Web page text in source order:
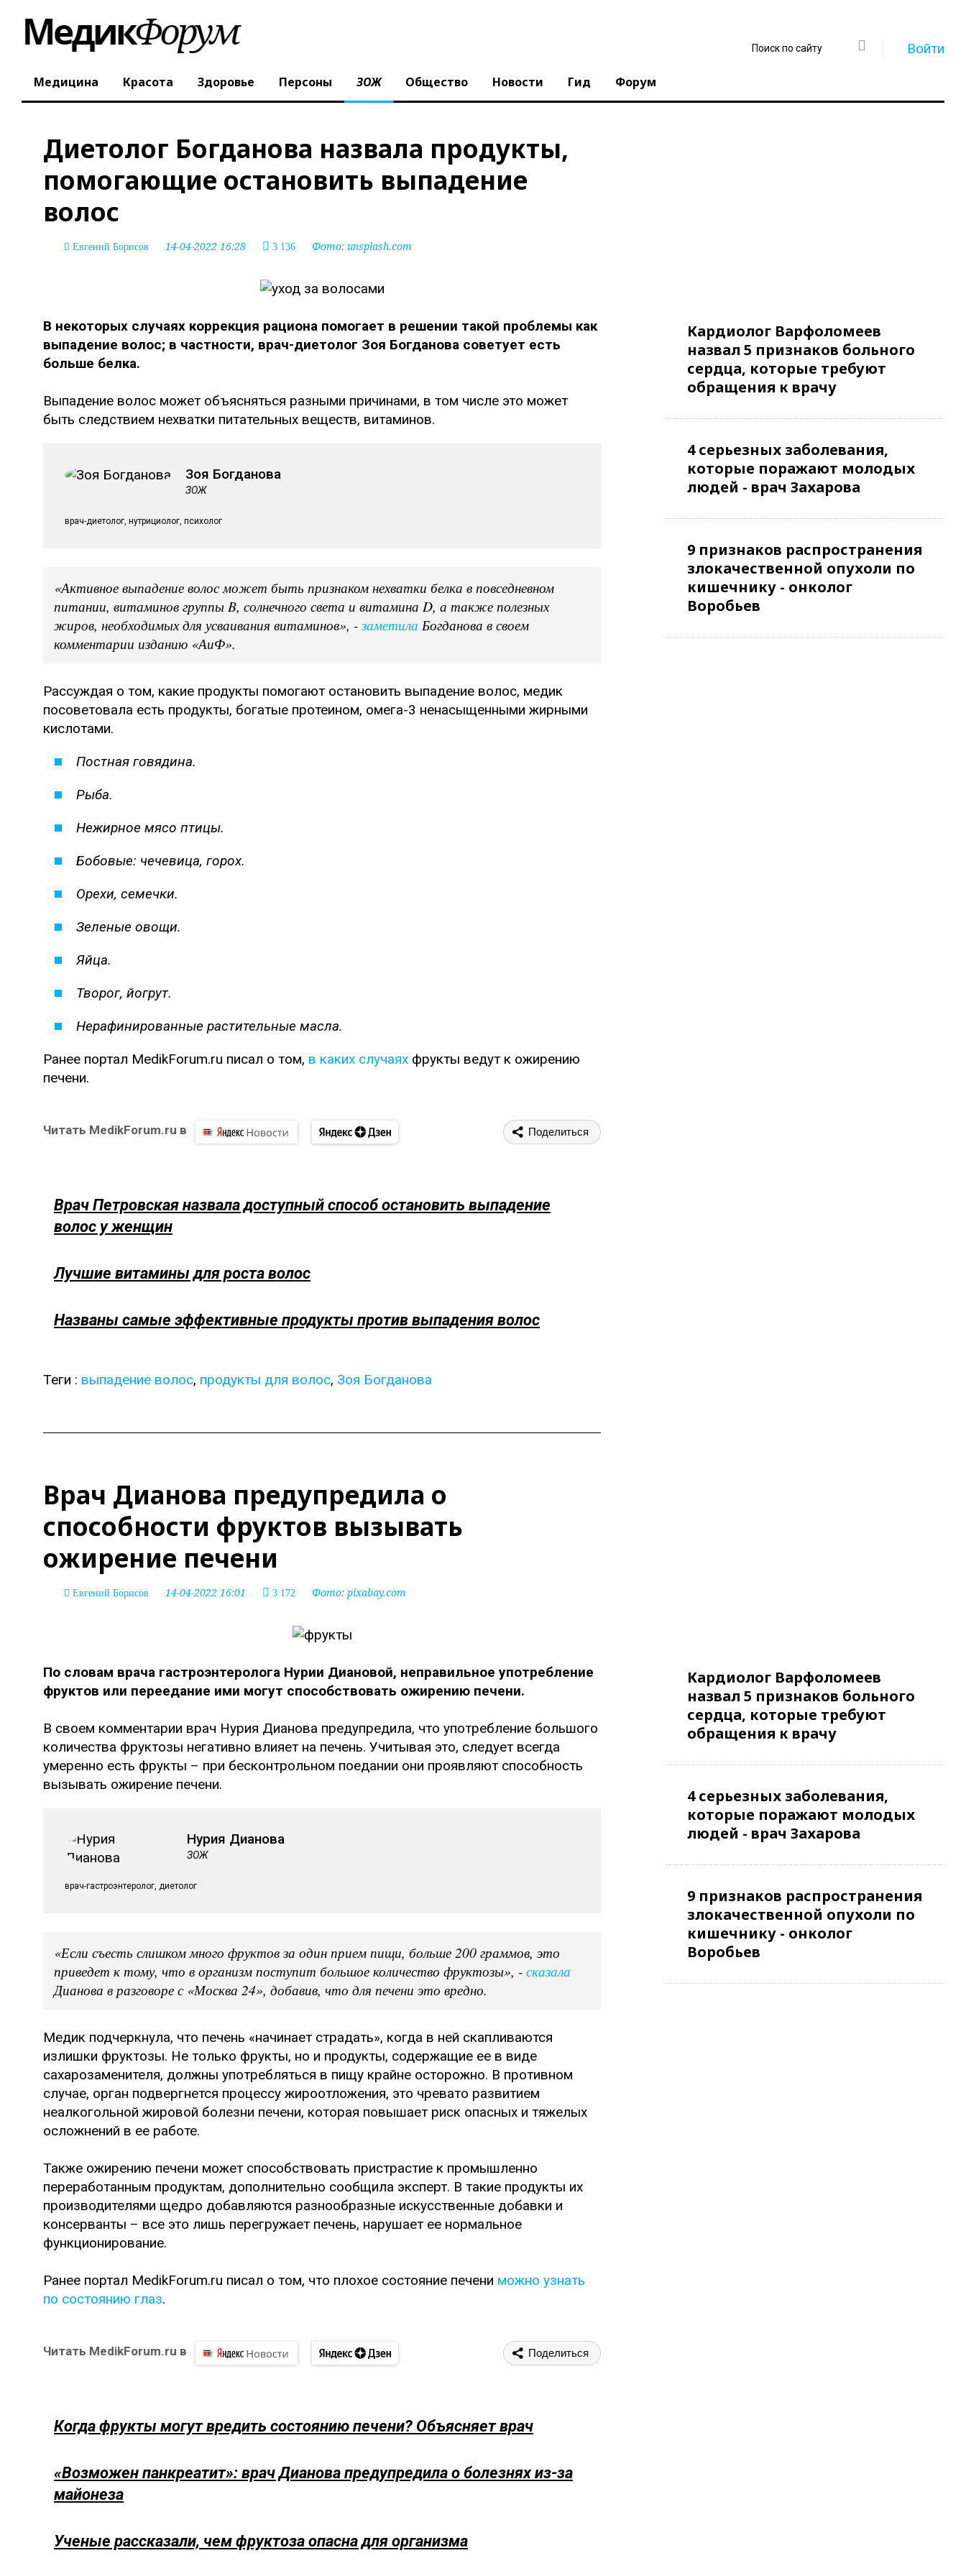
Войти
Медицина Красота Здоровье Персоны ЗОЖ Общество Новости Гид Форум
Диетолог Богданова назвала продукты,
помогающие остановить выпадение
волос
Евгений Борисов 14-04-2022 16:28 3 136 Фото: unsplash.com
В некоторых случаях коррекция рациона помогает в решении такой проблемы как
выпадение волос; в частности, врач-диетолог Зоя Богданова советует есть
больше белка.
Выпадение волос может объясняться разными причинами, в том числе это может
быть следствием нехватки питательных веществ, витаминов.
Зоя Богданова
ЗОЖ
врач-диетолог, нутрициолог, психолог
«Активное выпадение волос может быть признаком нехватки белка в повседневном
питании, витаминов группы B, солнечного света и витамина D, а также полезных
жиров, необходимых для усваивания витаминов», -заметила Богданова в своем
комментарии изданию «АиФ».
Рассуждая о том, какие продукты помогают остановить выпадение волос, медик
посоветовала есть продукты, богатые протеином, омега-3 ненасыщенными жирными
кислотами.
Постная говядина.
Рыба.
Нежирное мясо птицы.
Бобовые: чечевица, горох.
Орехи, семечки.
Зеленые овощи.
Яйца.
Творог, йогрут.
Нерафинированные растительные масла.
Ранее портал MedikForum.ru писал о том, в каких случаях фрукты ведут к ожирению
печени.
Читать MedikForum.ru в Поделиться
Врач Петровская назвала доступный способ остановить выпадение
волос у женщин
Лучшие витамины для роста волос
Названы самые эффективные продукты против выпадения волос
Теги : выпадение волос, продукты для волос, Зоя Богданова
Кардиолог Варфоломеев
назвал 5 признаков больного
сердца, которые требуют
обращения к врачу
4 серьезных заболевания,
которые поражают молодых
людей - врач Захарова
9 признаков распространения
злокачественной опухоли по
кишечнику - онколог
Воробьев
Врач Дианова предупредила о
способности фруктов вызывать
ожирение печени
Евгений Борисов 14-04-2022 16:01 3 172 Фото: pixabay.com
По словам врача гастроэнтеролога Нурии Диановой, неправильное употребление
фруктов или переедание ими могут способствовать ожирению печени.
В своем комментарии врач Нурия Дианова предупредила, что употребление большого
количества фруктозы негативно влияет на печень. Учитывая это, следует всегда
умеренно есть фрукты – при бесконтрольном поедании они проявляют способность
вызывать ожирение печени.
Нурия Дианова
ЗОЖ
врач-гастроэнтеролог, диетолог
«Если съесть слишком много фруктов за один прием пищи, больше 200 граммов, это
приведет к тому, что в организм поступит большое количество фруктозы», -сказала
Дианова в разговоре с «Москва 24», добавив, что для печени это вредно.
Медик подчеркнула, что печень «начинает страдать», когда в ней скапливаются
излишки фруктозы. Не только фрукты, но и продукты, содержащие ее в виде
сахарозаменителя, должны употребляться в пищу крайне осторожно. В противном
случае, орган подвергнется процессу жироотложения, это чревато развитием
неалкогольной жировой болезни печени, которая повышает риск опасных и тяжелых
осложнений в ее работе.
Также ожирению печени может способствовать пристрастие к промышленно
переработанным продуктам, дополнительно сообщила эксперт. В такие продукты их
производителями щедро добавляются разнообразные искусственные добавки и
консерванты – все это лишь перегружает печень, нарушает ее нормальное
функционирование.
Ранее портал MedikForum.ru писал о том, что плохое состояние печени можно узнать
по состоянию глаз.
Читать MedikForum.ru в Поделиться
Когда фрукты могут вредить состоянию печени? Объясняет врач
«Возможен панкреатит»: врач Дианова предупредила о болезнях из-за
майонеза
Ученые рассказали, чем фруктоза опасна для организма
Кардиолог Варфоломеев
назвал 5 признаков больного
сердца, которые требуют
обращения к врачу
4 серьезных заболевания,
которые поражают молодых
людей - врач Захарова
9 признаков распространения
злокачественной опухоли по
кишечнику - онколог
Воробьев